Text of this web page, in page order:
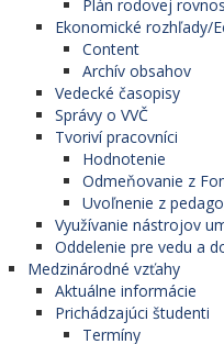
Plán rodovej
Ekonomické rozhľady/
Content
Archív obsahov
Vedecké časopisy
Správy o VVČ
Tvoriví pracovníci
Hodnotenie
Odmeňovanie z
Uvoľnenie z
Využívanie nástrojov
Oddelenie pre vedu a
Medzinárodné vzťahy
Aktuálne informácie
Prichádzajúci študenti
Termíny